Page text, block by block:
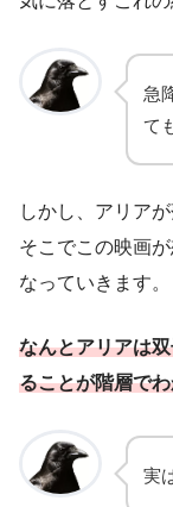
急
て
しかし、アリア
そこでこの映画
なっていきます。
なんとアリアは
ることが階層で
実